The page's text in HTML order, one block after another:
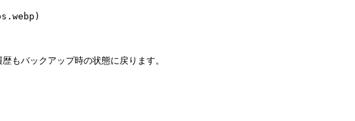
もバックアップ時の状態に戻ります。